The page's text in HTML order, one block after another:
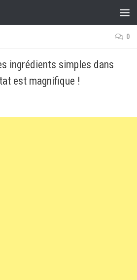
0
ingrédients simples dans
est magnifique !